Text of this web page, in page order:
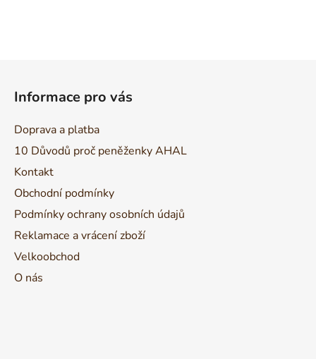
Informace pro vás
Doprava a platba
10 Důvodů proč peněženky AHAL
Kontakt
Obchodní podmínky
Podmínky ochrany osobních údajů
Reklamace a vrácení zboží
Velkoobchod
O nás